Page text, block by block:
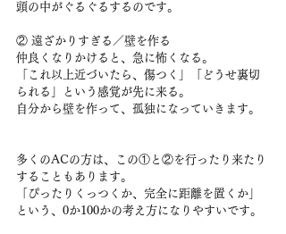
頭の中がぐるぐるするのです。
② 遠ざかりすぎる／壁を作る
仲良くなりかけると、急に怖くなる。
「これ以上近づいたら、傷つく」「どうせ裏切
られる」という感覚が先に来る。
自分から壁を作って、孤独になっていきます。
多くのACの方は、この①と②を行ったり来たり
することもあります。
「ぴったりくっつくか、完全に距離を置くか」
という、0か100かの考え方になりやすいです。